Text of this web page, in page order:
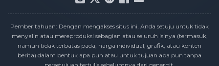
Pemberitahuan: Dengan mengakses situs ini, Anda setuju untuk tidak
menyalin atau mereproduksi sebagian atau seluruh isinya (termasuk,
namun tidak terbatas pada, harga individual, grafik, atau konten
berita) dalam bentuk apa pun atau untuk tujuan apa pun tanpa